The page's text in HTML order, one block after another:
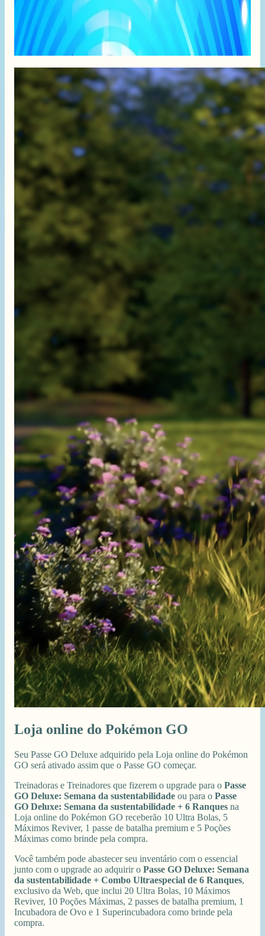
Loja online do Pokémon GO
Seu Passe GO Deluxe adquirido pela Loja online do Pokémon
GO será ativado assim que o Passe GO começar.
Treinadoras e Treinadores que fizerem o upgrade para o Passe
GO Deluxe: Semana da sustentabilidade ou para o Passe
GO Deluxe: Semana da sustentabilidade + 6 Ranques na
Loja online do Pokémon GO receberão 10 Ultra Bolas, 5
Máximos Reviver, 1 passe de batalha premium e 5 Poções
Máximas como brinde pela compra.
Você também pode abastecer seu inventário com o essencial
junto com o upgrade ao adquirir o Passe GO Deluxe: Semana
da sustentabilidade + Combo Ultraespecial de 6 Ranques,
exclusivo da Web, que inclui 20 Ultra Bolas, 10 Máximos
Reviver, 10 Poções Máximas, 2 passes de batalha premium, 1
Incubadora de Ovo e 1 Superincubadora como brinde pela
compra.